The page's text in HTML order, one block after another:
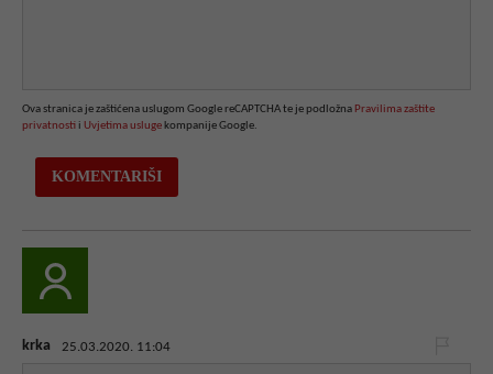
Ova stranica je zaštićena uslugom Google reCAPTCHA te je podložna Pravilima zaštite
privatnosti i Uvjetima usluge kompanije Google.
krka 25.03.2020. 11:04